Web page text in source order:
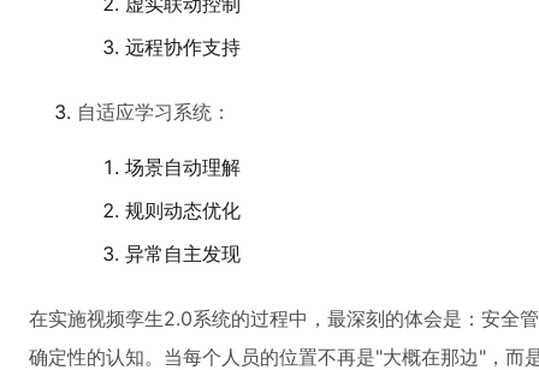
远程协作支持
自适应学习系统：
场景自动理解
规则动态优化
异常自主发现
在实施视频孪生2.0系统的过程中，最深刻的体会是：安全
确定性的认知。当每个人员的位置不再是"大概在那边"，而